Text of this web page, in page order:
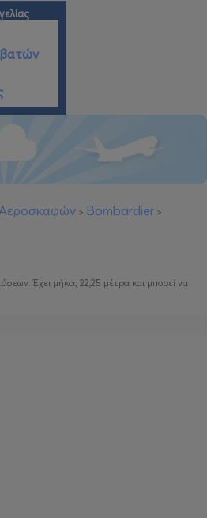
> Bombardier >
Έχει μήκος 22,25 μέτρα και μπορεί να